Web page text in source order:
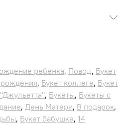
ребенка, Повод, Букет
, Букет коллеге, Букет
, Букеты, Букеты с
, День Матери, В подарок,
, Букет бабушке, 14